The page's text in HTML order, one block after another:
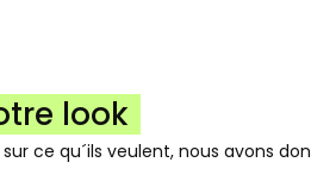
look
ce qu´ils veulent, nous avons